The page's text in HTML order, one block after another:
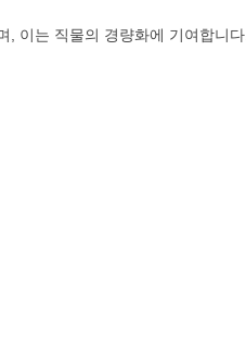
이는 직물의 경량화에 기여합니다.